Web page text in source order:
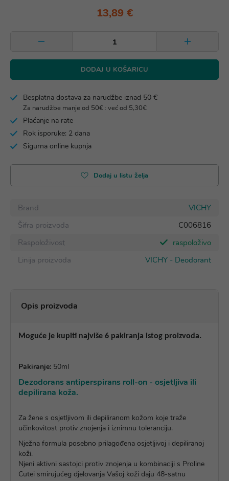
13,89 €
DODAJ U KOŠARICU
Besplatna dostava za narudžbe iznad 50 €
Za narudžbe manje od 50€ : već od 5,30€
Plaćanje na rate
Rok isporuke: 2 dana
Sigurna online kupnja
Dodaj u listu želja
Brand
VICHY
Šifra proizvoda
C006816
Raspoloživost
raspoloživo
Linija proizvoda
VICHY - Deodorant
Opis proizvoda
Moguće je kupiti najviše 6 pakiranja istog proizvoda.
Pakiranje: 50ml
Dezodorans antiperspirans roll-on - osjetljiva ili
depilirana koža.
Za žene s osjetljivom ili depiliranom kožom koje traže
učinkovitost protiv znojenja i iznimnu toleranciju.
Nježna formula posebno prilagođena osjetljivoj i depiliranoj
koži.
Njeni aktivni sastojci protiv znojenja u kombinaciji s Proline
Cutei smirujućeg djelovanja Vašoj koži daju 48-satnu